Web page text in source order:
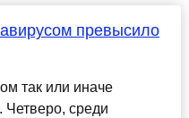
превысило
так или иначе
среди